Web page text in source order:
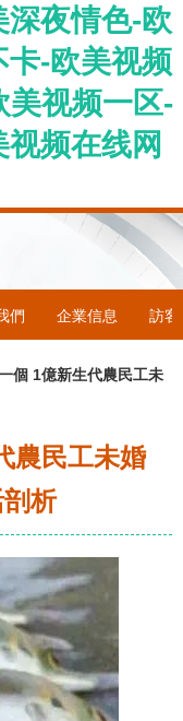
深夜情色-欧
卡-欧美视频
美视频一区-
频在线网
們 企業信息 訪客
個 1億新生代農民工未
農民工未婚
析